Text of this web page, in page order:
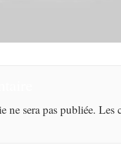
ne sera pas publiée.